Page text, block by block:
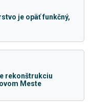
je opäť funkčný,
rekonštrukciu
Meste